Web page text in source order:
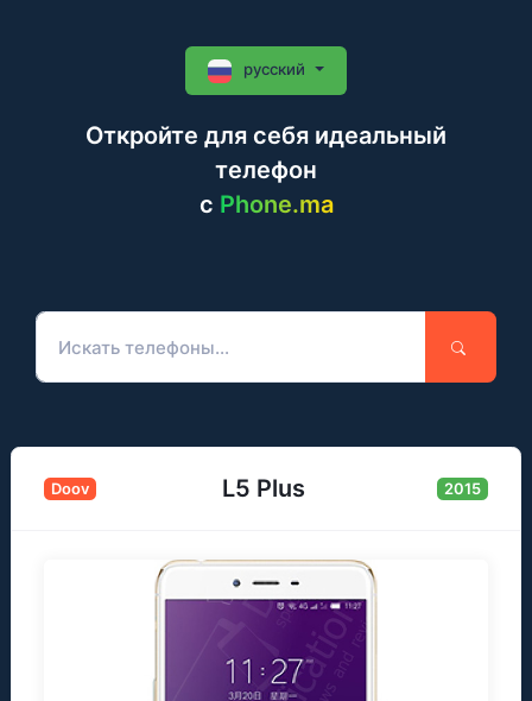
Откройте для себя идеальный
телефон
c Phone.ma
русский
Doov L5 Plus 2015